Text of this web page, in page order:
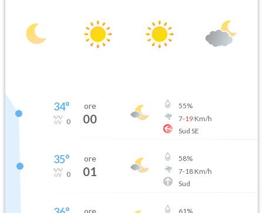
34°
0
ore
00
55%
7-19Km/h
Sud SE
35°
0
ore
01
58%
7-18Km/h
Sud
ore 61%